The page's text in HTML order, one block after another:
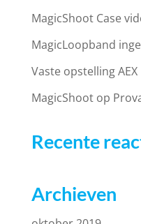
MagicShoot Case
MagicLoopband
Vaste opstelling AEX
MagicShoot op
Recente
Archieven